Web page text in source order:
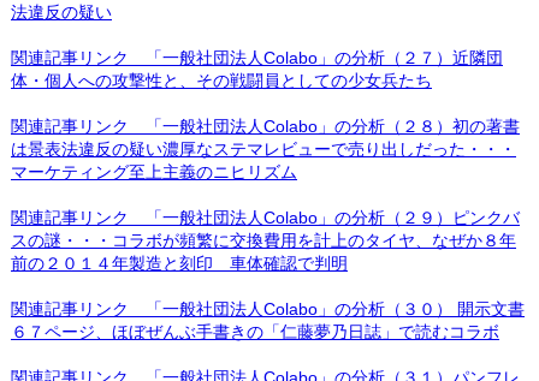
法違反の疑い
関連記事リンク 「一般社団法人Colabo」の分析（２７）近隣団
体・個人への攻撃性と、その戦闘員としての少女兵たち
関連記事リンク 「一般社団法人Colabo」の分析（２８）初の著書
は景表法違反の疑い濃厚なステマレビューで売り出しだった・・・
マーケティング至上主義のニヒリズム
関連記事リンク 「一般社団法人Colabo」の分析（２９）ピンクバ
スの謎・・・コラボが頻繁に交換費用を計上のタイヤ、なぜか８年
前の２０１４年製造と刻印 車体確認で判明
関連記事リンク 「一般社団法人Colabo」の分析（３０） 開示文書
６７ページ、ほぼぜんぶ手書きの「仁藤夢乃日誌」で読むコラボ
関連記事リンク 「一般社団法人Colabo」の分析（３１）パンフレ